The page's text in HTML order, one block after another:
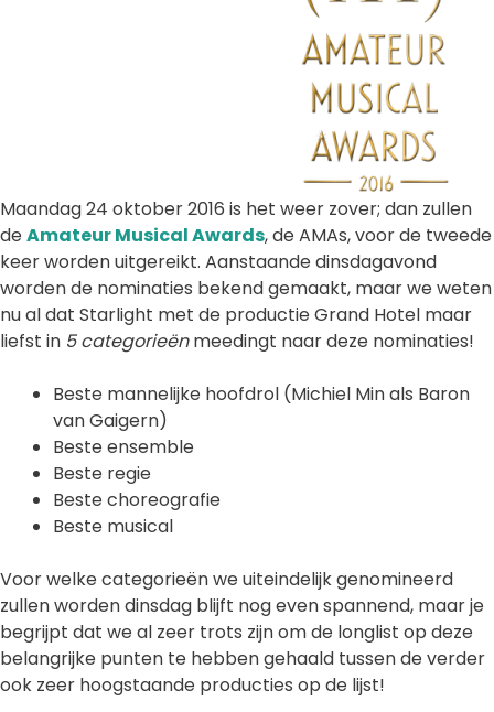
Maandag 24 oktober 2016 is het weer zover; dan zullen
deAmateur Musical Awards, de AMAs, voor de tweede
keer worden uitgereikt. Aanstaande dinsdagavond
worden de nominaties bekend gemaakt, maar we weten
nu al dat Starlight met de productie Grand Hotel maar
liefst in 5 categorieënmeedingt naar deze nominaties!
Beste mannelijke hoofdrol (Michiel Min als Baron
van Gaigern)
Beste ensemble
Beste regie
Beste choreografie
Beste musical
Voor welke categorieën we uiteindelijk genomineerd
zullen worden dinsdag blijft nog even spannend, maar je
begrijpt dat we al zeer trots zijn om de longlist op deze
belangrijke punten te hebben gehaald tussen de verder
ook zeer hoogstaande producties op de lijst!